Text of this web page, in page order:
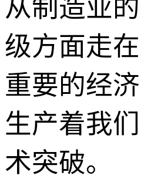
从制造业
级方面走
重要的经
生产着我
术突破。